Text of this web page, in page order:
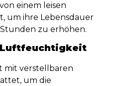
einem leisen
um ihre Lebensdauer
zu erhöhen.
mit verstellbaren
um die